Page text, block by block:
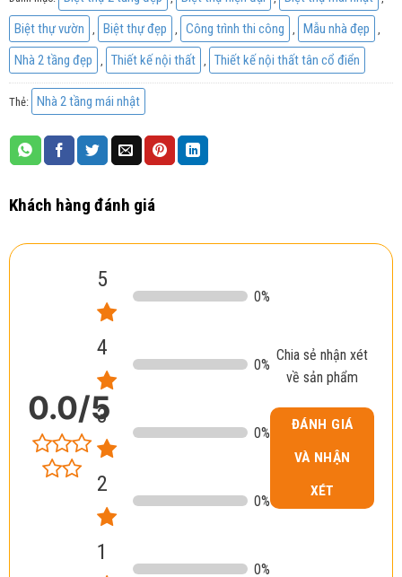
Biệt thự vườn , Biệt thự đẹp , Công trình thi công , Mẫu nhà đẹp ,
Nhà 2 tầng đẹp , Thiết kế nội thất , Thiết kế nội thất tân cổ điển
Thẻ: Nhà 2 tầng mái nhật
Khách hàng đánh giá
0.0/5
5
0%
4
0%
3
0%
2
0%
1
0%
Chia sẻ nhận xét
về sản phẩm
ĐÁNH GIÁ
VÀ NHẬN
XÉT